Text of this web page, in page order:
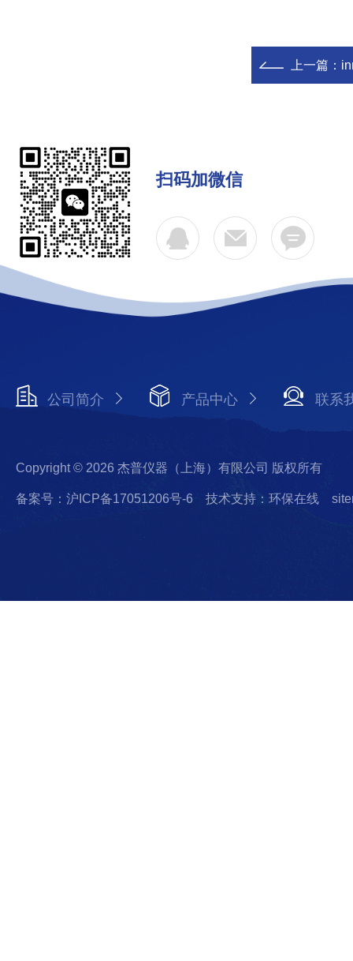
上一篇：
扫码加微信
公司简介 产品中心 联系
Copyright © 2026 杰普仪器（上海）有限公司 版权所有
备案号：沪ICP备17051206号-6 技术支持：环保在线